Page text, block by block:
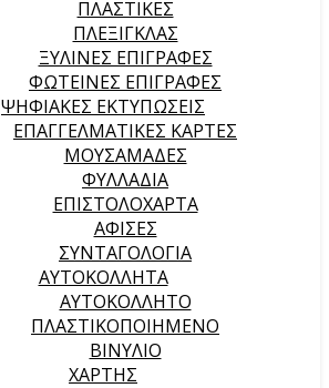
ΠΛΑΣΤΙΚΕΣ
ΠΛΕΞΙΓΚΛΑΣ
ΞΥΛΙΝΕΣ ΕΠΙΓΡΑΦΕΣ
ΦΩΤΕΙΝΕΣ ΕΠΙΓΡΑΦΕΣ
ΨΗΦΙΑΚΕΣ ΕΚΤΥΠΩΣΕΙΣ
ΕΠΑΓΓΕΛΜΑΤΙΚΕΣ ΚΑΡΤΕΣ
ΜΟΥΣΑΜΑΔΕΣ
ΦΥΛΛΑΔΙΑ
ΕΠΙΣΤΟΛΟΧΑΡΤΑ
ΑΦΙΣΕΣ
ΣΥΝΤΑΓΟΛΟΓΙΑ
ΑΥΤΟΚΟΛΛΗΤΑ
ΑΥΤΟΚΟΛΛΗΤΟ
ΠΛΑΣΤΙΚΟΠΟΙΗΜΕΝΟ
ΒΙΝΥΛΙΟ
ΧΑΡΤΗΣ